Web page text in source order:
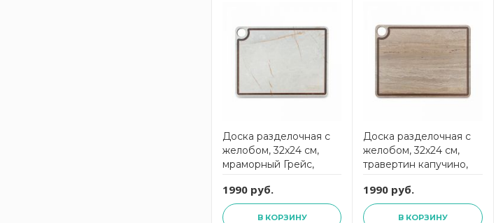
Доска разделочная с
желобом, 32x24 см,
мраморный Грейс,
материал, Fashion,
DRJ32240435KL6,
ComposeEat
1990 руб.
В КОРЗИНУ
Доска разделочная c
желобом, 32х24 см,
травертин капучино,
ProFashion,
DRJ32240406KL6,
ComposeEat
1990 руб.
В КОРЗИНУ